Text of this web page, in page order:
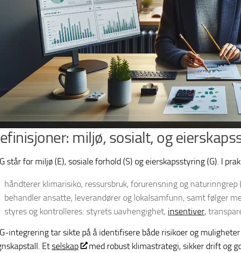
miljø, sosialt, og
står for miljø (E), sosiale forhold (S) og eierskapsstyring (G). I
håndterer klimarisiko, ressursbruk, forurensning og naturinngrep
behandler ansatte, leverandører og lokalsamfunn, samt følger
styres og kontrolleres: styrets uavhengighet, insentiver,
integrering tar sikte på å identifisere både risikoer og
Etselskap
med robust klimastrategi, sikker drift og